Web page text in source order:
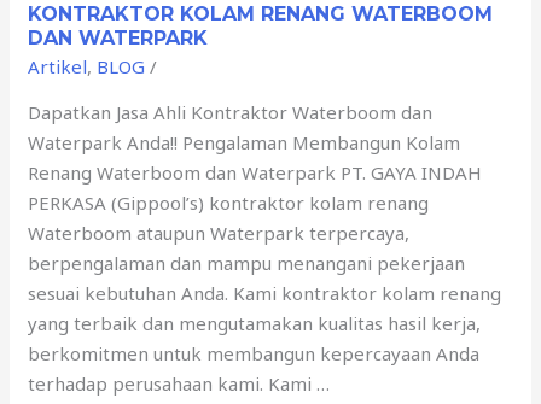
KONTRAKTOR KOLAM RENANG WATERBOOM
DAN WATERPARK
Artikel, BLOG /
Dapatkan Jasa Ahli Kontraktor Waterboom dan
Waterpark Anda!! Pengalaman Membangun Kolam
Renang Waterboom dan Waterpark PT. GAYA INDAH
PERKASA (Gippool’s) kontraktor kolam renang
Waterboom ataupun Waterpark terpercaya,
berpengalaman dan mampu menangani pekerjaan
sesuai kebutuhan Anda. Kami kontraktor kolam renang
yang terbaik dan mengutamakan kualitas hasil kerja,
berkomitmen untuk membangun kepercayaan Anda
terhadap perusahaan kami. Kami …